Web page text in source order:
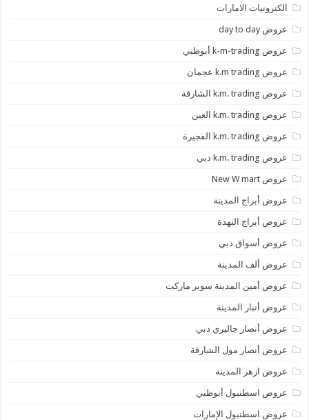
الكترونيات الامارات
عروض day to day
عروض k-m-trading أبوظبي
عروض k.m trading عجمان
عروض k.m. trading الشارقة
عروض k.m. trading العين
عروض k.m. trading الفجيرة
عروض k.m. trading دبي
عروض New W mart
عروض أبراج المدينة
عروض أبراج النهدة
عروض أسواق دبي
عروض ألف المدينة
عروض أمين المدينة سوبر ماركت
عروض أنبار المدينة
عروض أنصار جاليري دبي
عروض أنصار مول الشارقة
عروض ازهر المدينة
عروض اسطنبول أبوظبي
عروض اسطنبول الإمارات